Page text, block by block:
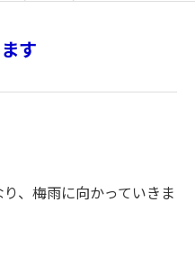
す
、梅雨に向かっていきま